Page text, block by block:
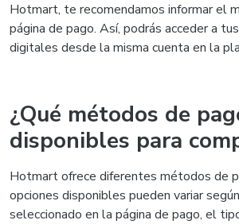
Hotmart, te recomendamos informar el
página de pago. Así, podrás acceder a
digitales desde la misma cuenta en la
¿Qué métodos de
disponibles para
Hotmart ofrece diferentes métodos de
opciones disponibles pueden variar
seleccionado en la página de pago, el